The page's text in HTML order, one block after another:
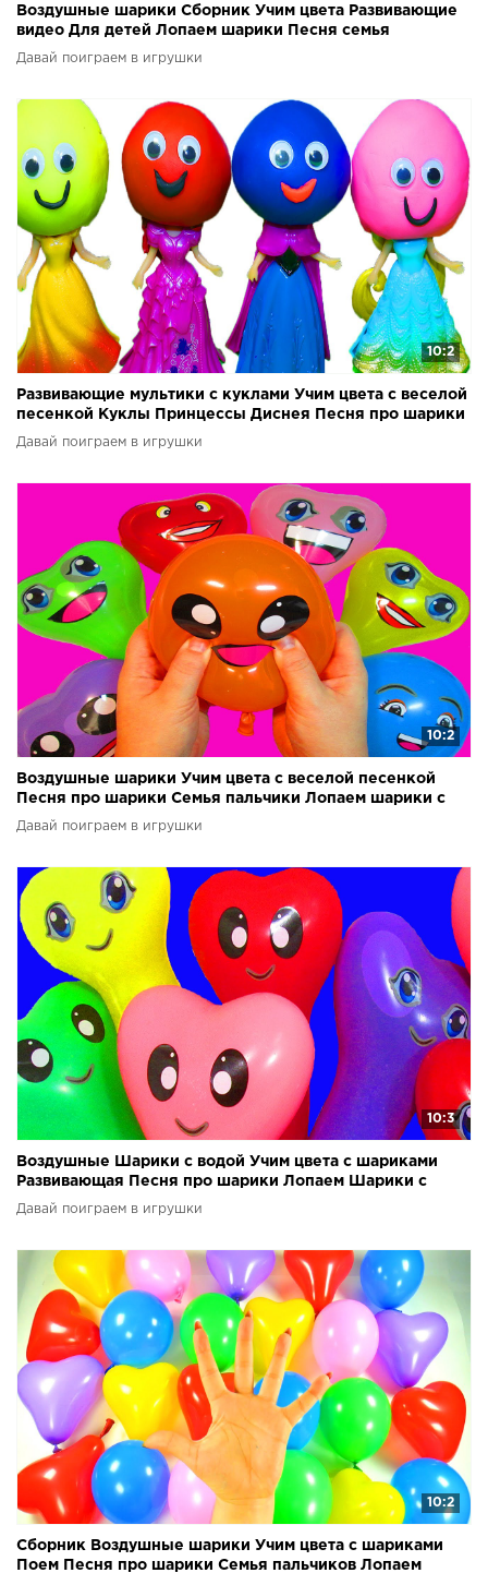
Воздушные шарики Сборник Учим цвета Развивающие
видео Для детей Лопаем шарики Песня семья
пальчиков
Давай поиграем в игрушки
10:2
Развивающие мультики с куклами Учим цвета с веселой
песенкой Куклы Принцессы Диснея Песня про шарики
Давай поиграем в игрушки
10:2
Воздушные шарики Учим цвета с веселой песенкой
Песня про шарики Семья пальчики Лопаем шарики с
водой
Давай поиграем в игрушки
10:3
Воздушные Шарики с водой Учим цвета с шариками
Развивающая Песня про шарики Лопаем Шарики с
водой
Давай поиграем в игрушки
10:2
Сборник Воздушные шарики Учим цвета с шариками
Поем Песня про шарики Семья пальчиков Лопаем